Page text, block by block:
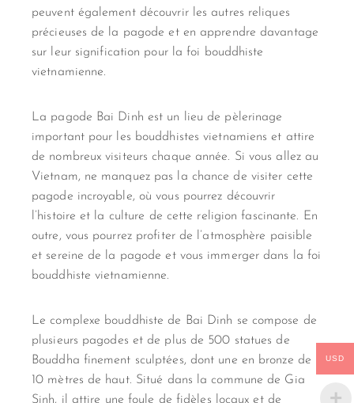
peuvent également découvrir les autres reliques
précieuses de la pagode et en apprendre davantage
sur leur signification pour la foi bouddhiste
vietnamienne.
La pagode Bai Dinh est un lieu de pèlerinage
important pour les bouddhistes vietnamiens et attire
de nombreux visiteurs chaque année. Si vous allez au
Vietnam, ne manquez pas la chance de visiter cette
pagode incroyable, où vous pourrez découvrir
l’histoire et la culture de cette religion fascinante. En
outre, vous pourrez profiter de l’atmosphère paisible
et sereine de la pagode et vous immerger dans la foi
bouddhiste vietnamienne.
Le complexe bouddhiste de Bai Dinh se compose de
plusieurs pagodes et de plus de 500 statues de
Bouddha finement sculptées, dont une en bronze de
10 mètres de haut. Situé dans la commune de Gia
Sinh, il attire une foule de fidèles locaux et de
USD